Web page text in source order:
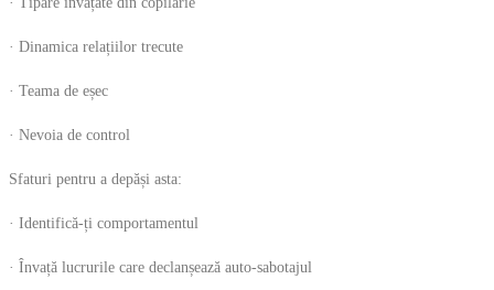
· Dinamica relațiilor trecute
· Teama de eșec
· Nevoia de control
Sfaturi pentru a depăși asta:
· Identifică-ți comportamentul
· Învață lucrurile care declanșează auto-sabotajul